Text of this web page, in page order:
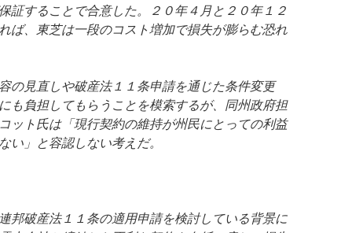
証することで合意した。２０年４月と２０年１２
ば、東芝は一段のコスト増加で損失が膨らむ恐れ
見直しや破産法１１条申請を通じた条件変更
も負担してもらうことを模索するが、同州政府担
ット氏は「現行契約の維持が州民にとっての利益
い」と容認しない考えだ。
邦破産法１１条の適用申請を検討している背景に